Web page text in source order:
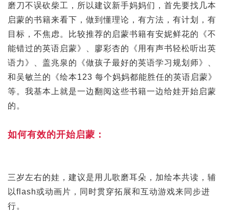
磨刀不误砍柴工，所以建议新手妈妈们，首先要找几本
启蒙的书籍来看下，做到懂理论，有方法，有计划，有
目标，不焦虑。比较推荐的启蒙书籍有安妮鲜花的《不
能错过的英语启蒙》、廖彩杏的《用有声书轻松听出英
语力》、盖兆泉的《做孩子最好的英语学习规划师》、
和吴敏兰的《绘本123 每个妈妈都能胜任的英语启蒙》
等。我基本上就是一边翻阅这些书籍一边给娃开始启蒙
的。
如何有效的开始启蒙：
三岁左右的娃，建议是用儿歌磨耳朵，加绘本共读，辅
以flash或动画片，同时贯穿拓展和互动游戏来同步进
行。